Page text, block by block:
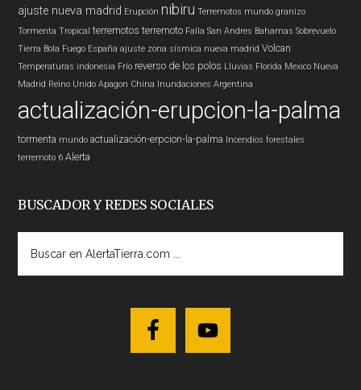
ajuste nueva madrid Erupción nibiru Terremotos mundo granizo
Tormenta Tropical terremotos terremoto Falla San Andres Bahamas Sobrevuelo
Tierra Bola Fuego España ajuste zona sísmica nueva madrid Volcan
Temperaturas indonesia Frío reverso de los polos Lluvias Florida Mexico Nueva
Madrid Reino Unido Apagon China Inundaciones Argentina
actualización-erupcion-la-palma
tormenta mundo actualización-erpcion-la-palma Incendios forestales
terremoto 6 Alerta
BUSCADOR Y REDES SOCIALES
AlertaTierra.com